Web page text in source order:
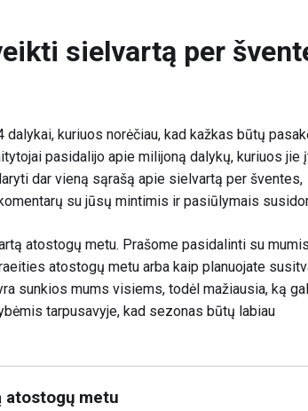
sielvartą per
dalykai, kuriuos norėčiau, kad kažkas būtų
pasidalijo apie milijoną dalykų, kuriuos jie
dar vieną sąrašą apie sielvartą per šventes,
su jūsų mintimis ir pasiūlymais
atostogų metu. Prašome pasidalinti su mumis
atostogų metu arba kaip planuojate
sunkios mums visiems, todėl mažiausia, ką
tarpusavyje, kad sezonas būtų labiau
atostogų metu